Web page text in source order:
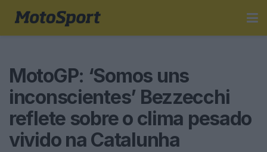
MotoGP: ‘Somos uns
inconscientes’ Bezzecchi
reflete sobre o clima pesado
vivido na Catalunha